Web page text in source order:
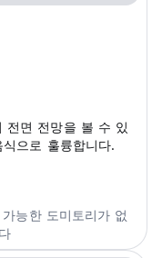
전면 전망을 볼 수 있
으로 훌륭합니다.
능한 도미토리가 없